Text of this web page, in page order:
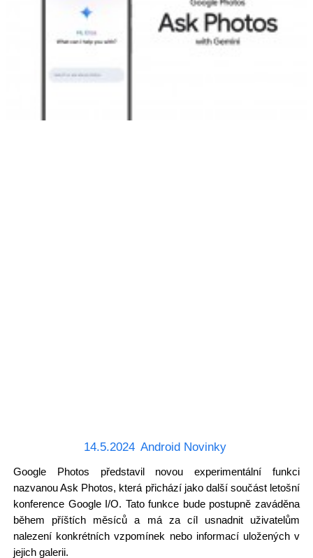
14.5.2024 Android Novinky
Google Photos představil novou experimentální funkci
nazvanou Ask Photos, která přichází jako další součást letošní
konference Google I/O. Tato funkce bude postupně zaváděna
během příštích měsíců a má za cíl usnadnit uživatelům
nalezení konkrétních vzpomínek nebo informací uložených v
jejich galerii.